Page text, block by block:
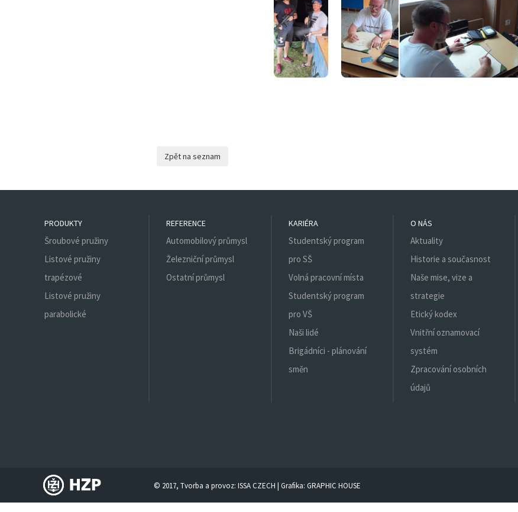
PRODUKTY
Šroubové pružiny
Listové pružiny
trapézové
Listové pružiny
parabolické
REFERENCE
Automobilový průmysl
Železniční průmysl
Ostatní průmysl
KARIÉRA
Studentský program
pro SŠ
Volná pracovní místa
Studentský program
pro VŠ
Naši lidé
Brigádníci - plánování
směn
O NÁS
Aktuality
Historie a současnost
Naše mise, vize a
strategie
Etický kodex
Vnitřní oznamovací
systém
Zpracování osobních
údajů
© 2017, Tvorba a provoz:ISSA CZECH | Grafika:GRAPHIC HOUSE